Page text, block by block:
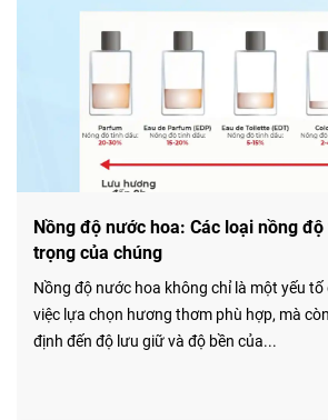
Nồng độ nước hoa: Các loại nồng
trọng của chúng
Nồng độ nước hoa không chỉ là một yếu
việc lựa chọn hương thơm phù hợp, mà
định đến độ lưu giữ và độ bền của...